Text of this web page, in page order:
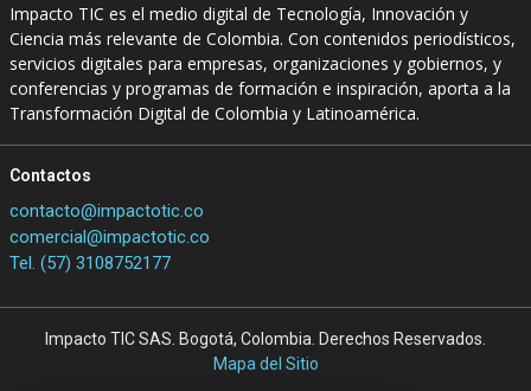
Impacto TIC es el medio digital de Tecnología, Innovación y
Ciencia más relevante de Colombia. Con contenidos periodísticos,
servicios digitales para empresas, organizaciones y gobiernos, y
conferencias y programas de formación e inspiración, aporta a la
Transformación Digital de Colombia y Latinoamérica.
Contactos
contacto@impactotic.co
comercial@impactotic.co
Tel. (57) 3108752177
Impacto TIC SAS. Bogotá, Colombia. Derechos Reservados.
Mapa del Sitio